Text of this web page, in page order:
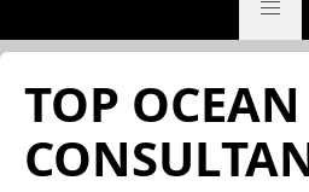
TOP OCEAN